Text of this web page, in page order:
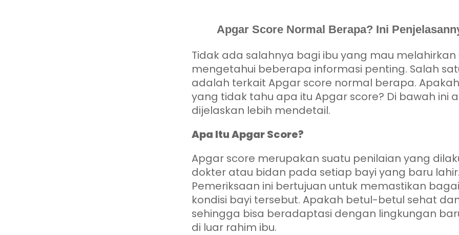
Apgar Score Normal Berapa? Ini
Tidak ada salahnya bagi ibu yang mau melahirkan
mengetahui beberapa informasi penting. Salah
adalah terkait Apgar score normal berapa.
yang tidak tahu apa itu Apgar score? Di bawah ini
dijelaskan lebih mendetail.
Apa Itu Apgar Score?
Apgar score merupakan suatu penilaian yang
dokter atau bidan pada setiap bayi yang baru lahir.
Pemeriksaan ini bertujuan untuk memastikan
kondisi bayi tersebut. Apakah betul-betul sehat
sehingga bisa beradaptasi dengan lingkungan
di luar rahim ibu.